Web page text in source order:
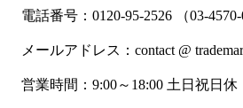
電話番号：0120-95-2526 （03-4570-
メールアドレス：contact @
営業時間：9:00～18:00 土日祝日休